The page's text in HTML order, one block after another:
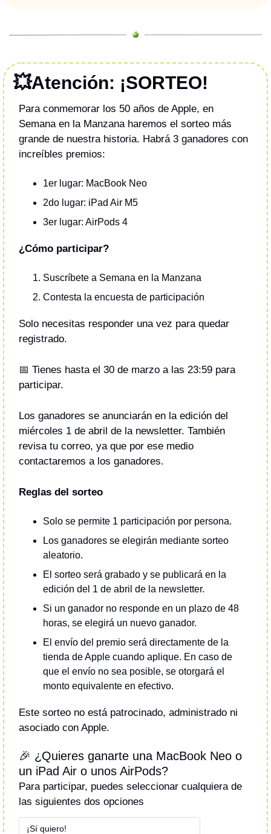
💥Atención: ¡SORTEO!
Para conmemorar los 50 años de Apple, en
Semana en la Manzana haremos el sorteo más
grande de nuestra historia. Habrá 3 ganadores con
increíbles premios:
1er lugar: MacBook Neo
2do lugar: iPad Air M5
3er lugar: AirPods 4
¿Cómo participar?
Suscríbete a Semana en la Manzana
Contesta la encuesta de participación
Solo necesitas responder una vez para quedar
registrado.
📅 Tienes hasta el 30 de marzo a las 23:59 para
participar.
Los ganadores se anunciarán en la edición del
miércoles 1 de abril de la newsletter. También
revisa tu correo, ya que por ese medio
contactaremos a los ganadores.
Reglas del sorteo
Solo se permite 1 participación por persona.
⁠Los ganadores se elegirán mediante sorteo
aleatorio.
⁠El sorteo será grabado y se publicará en la
edición del 1 de abril de la newsletter.
Si un ganador no responde en un plazo de 48
horas, se elegirá un nuevo ganador.
⁠El envío del premio será directamente de la
tienda de Apple cuando aplique. En caso de
que el envío no sea posible, se otorgará el
monto equivalente en efectivo.
Este sorteo no está patrocinado, administrado ni
asociado con Apple.
🎉 ¿Quieres ganarte una MacBook Neo o
un iPad Air o unos AirPods?
Para participar, puedes seleccionar cualquiera de
las siguientes dos opciones
¡Sí quiero!